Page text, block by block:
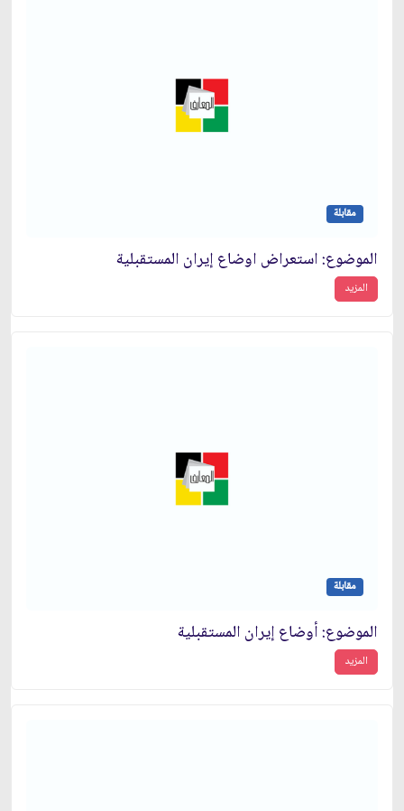
مقابلة
الموضوع: استعراض اوضاع إيران المستقبلية
المزيد
مقابلة
الموضوع: أوضاع إيران المستقبلية
المزيد